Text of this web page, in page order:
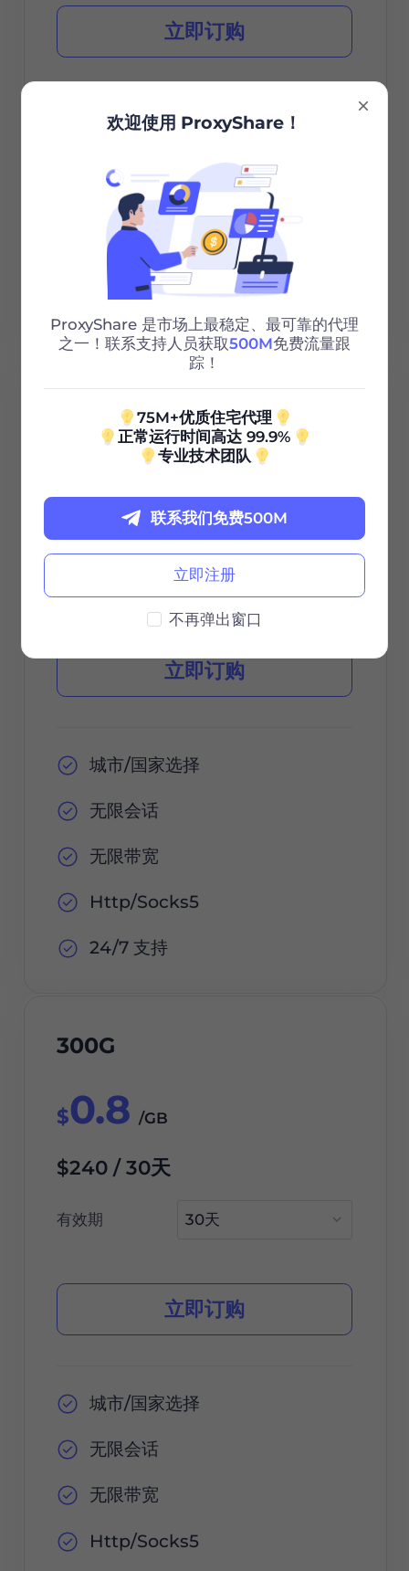
立即订购
城市/国家选择
无限会话
无限带宽
Http/Socks5
0.85
$85 / 30天
立即订购
城市/国家选择
无限会话
无限带宽
Http/Socks5
24/7 支持
300G
$0.8 /GB
$240 / 30天
有效期
立即订购
城市/国家选择
无限会话
无限带宽
Http/Socks5
欢迎使用 ProxyShare！
ProxyShare 是市场上最稳定、最可靠的代理
之一！联系支持人员获取500M免费流量跟
踪！
75M+优质住宅代理
正常运行时间高达 99.9%
专业技术团队
立即注册
联系我们免费500M
不再弹出窗口